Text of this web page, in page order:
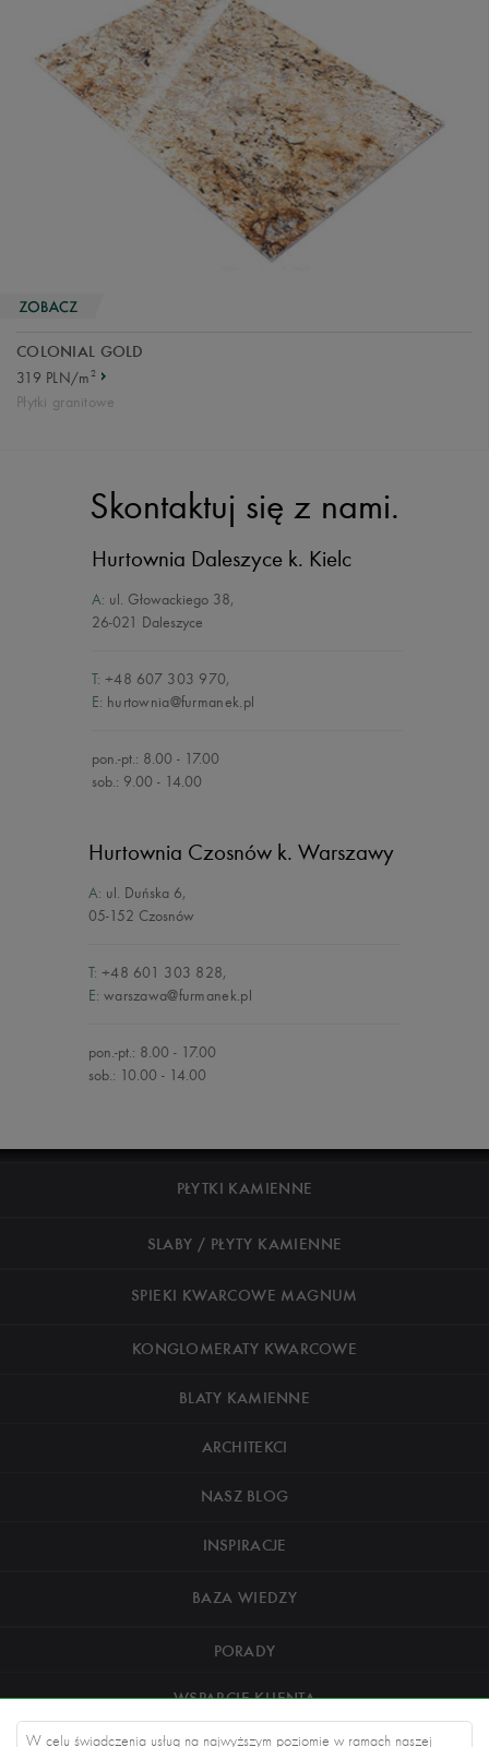
W celu świadczenia usług na najwyższym poziomie w ramach naszej
COLONIAL GOLD
319 PLN/m2
Płytki granitowe
Skontaktuj się z nami.
Hurtownia Daleszyce k. Kielc
A: ul. Głowackiego 38,
26-021 Daleszyce
T: +48 607 303 970,
E: hurtownia@furmanek.pl
pon.-pt.: 8.00 - 17.00
sob.: 9.00 - 14.00
Hurtownia Czosnów k. Warszawy
A: ul. Duńska 6,
05-152 Czosnów
T: +48 601 303 828,
E: warszawa@furmanek.pl
pon.-pt.: 8.00 - 17.00
sob.: 10.00 - 14.00
PŁYTKI KAMIENNE
SLABY / PŁYTY KAMIENNE
SPIEKI KWARCOWE MAGNUM
KONGLOMERATY KWARCOWE
BLATY KAMIENNE
ARCHITEKCI
NASZ BLOG
INSPIRACJE
BAZA WIEDZY
PORADY
WSPARCIE KLIENTA